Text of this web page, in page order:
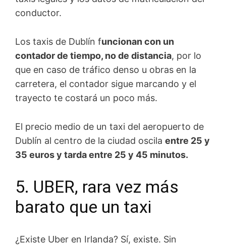
conductor.
Los taxis de Dublín funcionan con un
contador de tiempo, no de distancia, por lo
que en caso de tráfico denso u obras en la
carretera, el contador sigue marcando y el
trayecto te costará un poco más.
El precio medio de un taxi del aeropuerto de
Dublín al centro de la ciudad oscila entre 25 y
35 euros y tarda entre 25 y 45 minutos.
5. UBER, rara vez más
barato que un taxi
¿Existe Uber en Irlanda? Sí, existe. Sin